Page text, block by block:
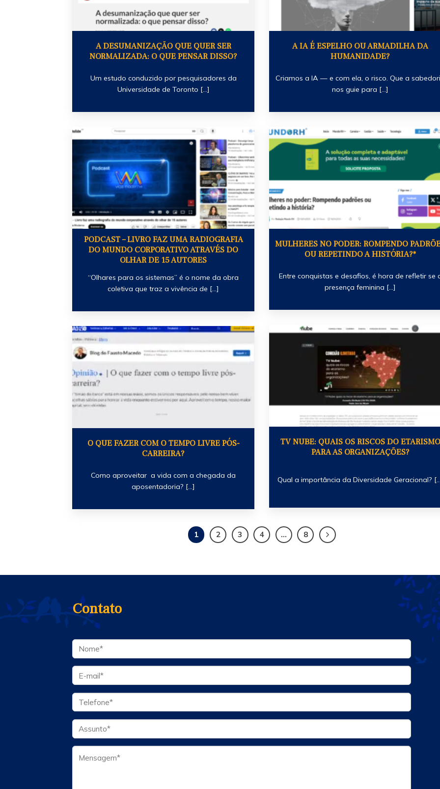
A DESUMANIZAÇÃO QUE QUER SER
NORMALIZADA: O QUE PENSAR DISSO?
Um estudo conduzido por pesquisadores da
Universidade de Toronto [...]
A IA É ESPELHO OU ARMADILHA DA
HUMANIDADE?
Criamos a IA — e com ela, o risco. Que a
nos guie para [...]
PODCAST – LIVRO FAZ UMA RADIOGRAFIA
DO MUNDO CORPORATIVO ATRAVÉS DO
OLHAR DE 15 AUTORES
“Olhares para os sistemas” é o nome da obra
coletiva que traz a vivência de [...]
MULHERES NO PODER: ROMPENDO
OU REPETINDO A HISTÓRIA?*
Entre conquistas e desafios, é hora de refletir se
presença feminina [...]
TV NUBE: QUAIS OS RISCOS DO ETARISMO
PARA AS ORGANIZAÇÕES?
Qual a importância da Diversidade Geracional?
O QUE FAZER COM O TEMPO LIVRE PÓS-
CARREIRA?
Como aproveitar a vida com a chegada da
aposentadoria? [...]
1 2 3 4 … 8
Contato